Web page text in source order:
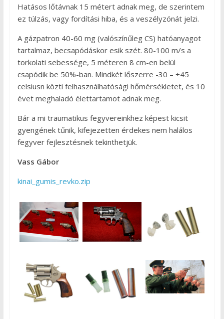
Hatásos lőtávnak 15 métert adnak meg, de szerintem
ez túlzás, vagy fordítási hiba, és a veszélyzónát jelzi.
A gázpatron 40-60 mg (valószínűleg CS) hatóanyagot
tartalmaz, becsapódáskor esik szét. 80-100 m/s a
torkolati sebessége, 5 méteren 8 cm-en belül
csapódik be 50%-ban. Mindkét lőszerre -30 – +45
celsiusn közti felhasználhatósági hőmérsékletet, és 10
évet meghaladó élettartamot adnak meg.
Bár a mi traumatikus fegyvereinkhez képest kicsit
gyengének tűnik, kifejezetten érdekes nem halálos
fegyver fejlesztésnek tekinthetjük.
Vass Gábor
kinai_gumis_revko.zip